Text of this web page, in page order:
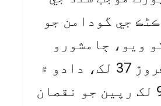
ڪڻڪ جي گودامن جو
ويو، ڄامشورو
ضلعي ۾ 9 ڪروڙ 37 لک، دادو ۾
56 ڪروڙ 93 لک رپين جو نقصان